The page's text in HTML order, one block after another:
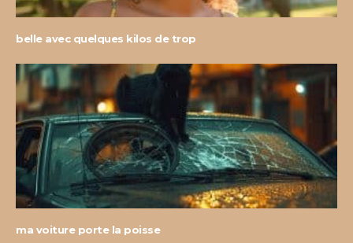
belle avec quelques kilos de trop
ma voiture porte la poisse